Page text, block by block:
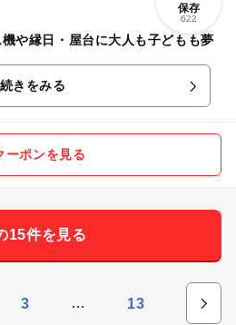
保存
622
や縁日・屋台に大人も子どもも夢
続きをみる
ーポンを見る
15件を見る
3 … 13